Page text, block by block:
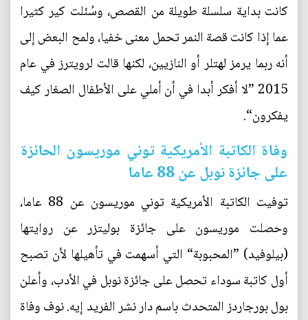
كانت بداية سلسلة طويلة من القصص، وسُئلت كير كثيرا
عما إذا كانت قصة النمر تحمل معنى خفيا، ولمح البعض إلى
أنه ربما يرمز لهتلر أو النازيين، لكنها قالت لرويترز في عام
2015 ”لا أفكر أبدا في أن أملي على الأطفال الصغار كيف
يفكرون“.
وفاة الكاتبة الأمريكية توني موريسون الحائزة
على جائزة نوبل عن 88 عاما
توفيت الكاتبة الأمريكية توني موريسون عن 88 عاما،
وحصلت موريسون على جائزة بوليتزر عن روايتها
(بيلوفيد) ”المحبوبة“ التي أسهمت في تأهيلها لأن تصبح
أول كاتبة سوداء تحصل على جائزة نوبل في الأدب، وأعلن
بول بورجاردز المتحدث باسم دار نشر الفريد إيه. نوف وفاة